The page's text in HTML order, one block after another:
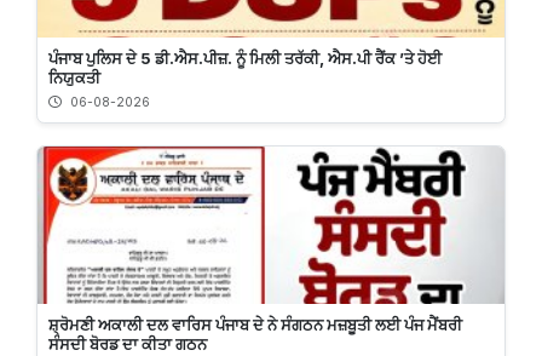
ਪੰਜਾਬ ਪੁਲਿਸ ਦੇ 5 ਡੀ.ਐਸ.ਪੀਜ਼. ਨੂੰ ਮਿਲੀ ਤਰੱਕੀ, ਐਸ.ਪੀ ਰੈਂਕ ’ਤੇ ਹੋਈ
ਨਿਯੁਕਤੀ
06-08-2026
ਸ਼੍ਰੋਮਣੀ ਅਕਾਲੀ ਦਲ ਵਾਰਿਸ ਪੰਜਾਬ ਦੇ ਨੇ ਸੰਗਠਨ ਮਜ਼ਬੂਤੀ ਲਈ ਪੰਜ ਮੈਂਬਰੀ
ਸੰਸਦੀ ਬੋਰਡ ਦਾ ਕੀਤਾ ਗਠਨ